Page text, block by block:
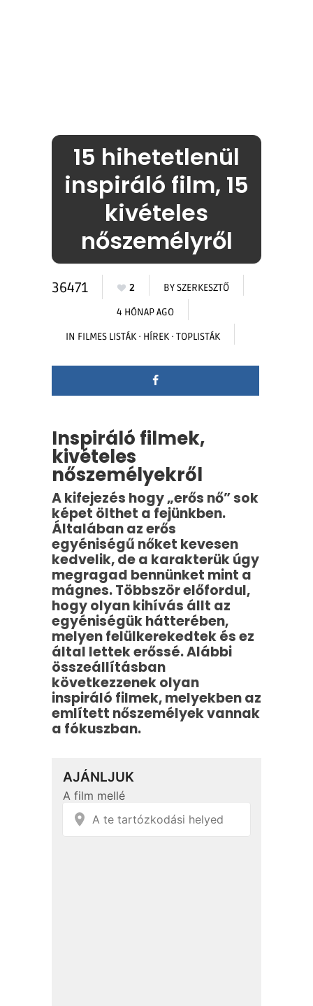
15 hihetetlenül
inspiráló film, 15
kivételes
nőszemélyről
36471 2 BYSZERKESZTŐ
4 HÓNAP AGO
IN FILMES LISTÁK · HÍREK · TOPLISTÁK
Inspiráló filmek,
kivételes
nőszemélyekről
A kifejezés hogy „erős nő” sok
képet ölthet a fejünkben.
Általában az erős
egyéniségű nőket kevesen
kedvelik, de a karakterük úgy
megragad bennünket mint a
mágnes. Többször előfordul,
hogy olyan kihívás állt az
egyéniségük hátterében,
melyen felülkerekedtek és ez
által lettek erőssé. Alábbi
összeállításban
következzenek olyan
inspiráló filmek, melyekben az
említett nőszemélyek vannak
a fókuszban.